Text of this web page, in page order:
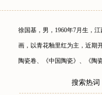
徐国基，男，1960年7月生，
画，以青花釉里红为主，近期
陶瓷卷、《中国陶瓷》、《
搜索热词